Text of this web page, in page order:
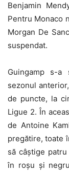
Benjamin
Pentru Monaco
Morgan De
suspendat.
Guingamp s-
sezonul
de puncte, la
Ligue 2. În
de Antoine
pregătire, toate
să câștige
în roșu și